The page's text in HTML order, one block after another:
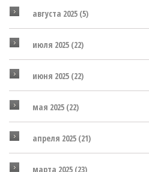
августа 2025 (5)
июля 2025 (22)
июня 2025 (22)
мая 2025 (22)
апреля 2025 (21)
марта 2025 (23)